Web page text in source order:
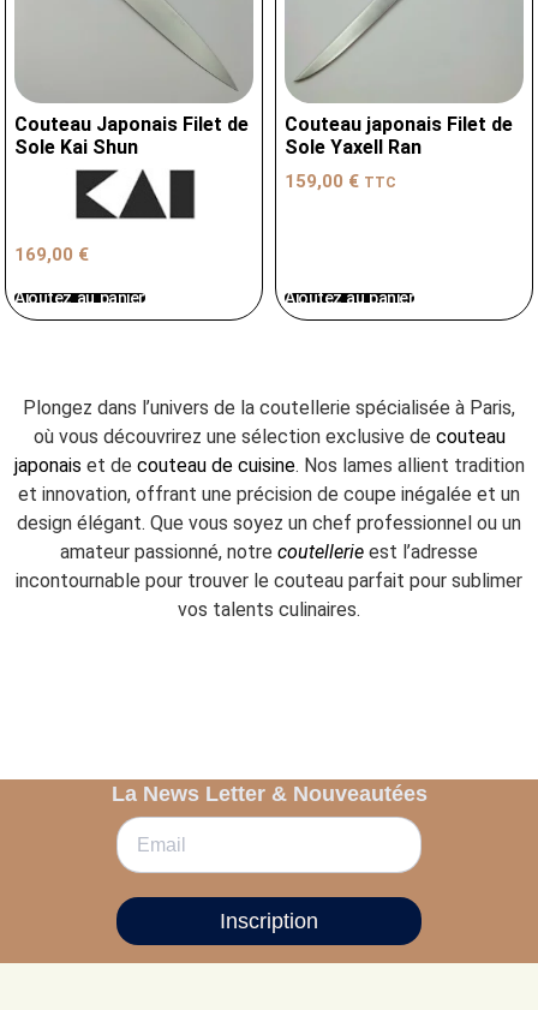
Couteau Japonais Filet de
Sole Kai Shun
169,00 €
Ajoutez au panier
Couteau japonais Filet de
Sole Yaxell Ran
159,00 € TTC
Ajoutez au panier
Plongez dans l’univers de la coutellerie spécialisée à Paris,
où vous découvrirez une sélection exclusive de couteau
japonais et de couteau de cuisine. Nos lames allient tradition
et innovation, offrant une précision de coupe inégalée et un
design élégant. Que vous soyez un chef professionnel ou un
amateur passionné, notre coutellerie est l’adresse
incontournable pour trouver le couteau parfait pour sublimer
vos talents culinaires.
La News Letter & Nouveautées
Inscription